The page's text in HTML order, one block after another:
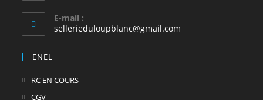
E-mail :
sellerieduloupblanc@gmail.com
ENEL
RC EN COURSS’ouvre
CGVS’ouvre